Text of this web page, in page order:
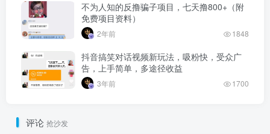
不为人知的反撸骗子项目，七天撸800+（附
免费项目资料）
2年前 1848
抖音搞笑对话视频新玩法，吸粉快，受众广
告，上手简单，多途径收益
3年前 1700
评论 抢沙发